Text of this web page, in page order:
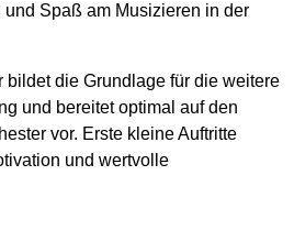
und Spaß am Musizieren in der
bildet die Grundlage für die weitere
und bereitet optimal auf den
vor. Erste kleine Auftritte
und wertvolle